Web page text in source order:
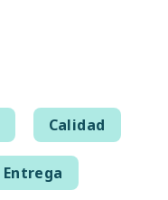
Calidad
Entrega